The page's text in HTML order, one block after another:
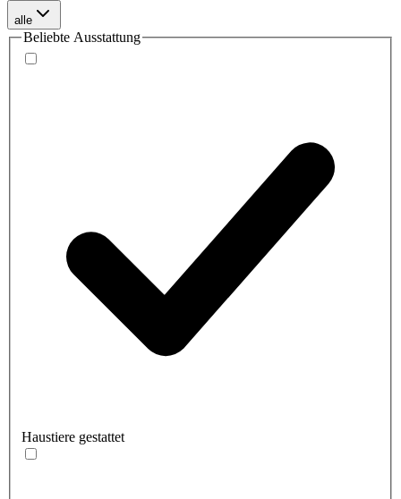
alle
Beliebte Ausstattung
Haustiere gestattet